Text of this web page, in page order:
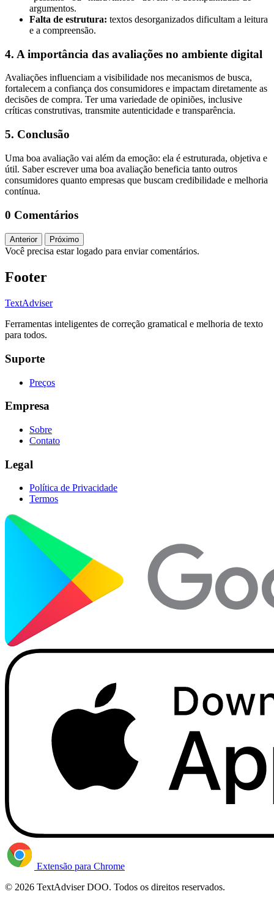
argumentos.
Falta de estrutura: textos desorganizados dificultam a leitura
e a compreensão.
4. A importância das avaliações no ambiente digital
Avaliações influenciam a visibilidade nos mecanismos de busca,
fortalecem a confiança dos consumidores e impactam diretamente as
decisões de compra. Ter uma variedade de opiniões, inclusive
críticas construtivas, transmite autenticidade e transparência.
5. Conclusão
Uma boa avaliação vai além da emoção: ela é estruturada, objetiva e
útil. Saber escrever uma boa avaliação beneficia tanto outros
consumidores quanto empresas que buscam credibilidade e melhoria
contínua.
0 Comentários
Anterior Próximo
Você precisa estar logado para enviar comentários.
Footer
TextAdviser
Ferramentas inteligentes de correção gramatical e melhoria de texto
para todos.
Suporte
Preços
Empresa
Sobre
Contato
Legal
Política de Privacidade
Termos
Extensão para Chrome
© 2026 TextAdviser DOO. Todos os direitos reservados.